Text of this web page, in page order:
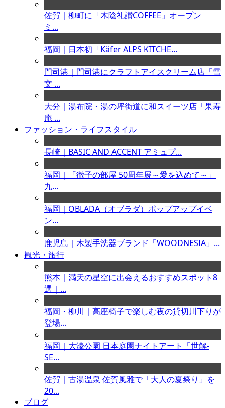
佐賀｜柳町に「木陰礼讃COFFEE」オープン
ミ...
福岡｜日本初「Käfer ALPS KITCHE...
門司港｜門司港にクラフトアイスクリーム店「雪
文 ...
大分｜湯布院・湯の坪街道に和スイーツ店「果寿
庵 ...
ファッション・ライフスタイル
長崎｜BASIC AND ACCENT アミュプ...
福岡｜「徹子の部屋 50周年展～愛を込めて～」
九...
福岡｜OBLADA（オブラダ）ポップアップイベ
ン...
鹿児島｜木製手洗器ブランド「WOODNESIA」...
観光・旅行
熊本｜満天の星空に出会えるおすすめスポット8
選｜...
福岡・柳川｜高座椅子で楽しむ夜の貸切川下りが
登場...
福岡｜大濠公園 日本庭園ナイトアート「世解-
SE...
佐賀｜古湯温泉 佐賀風雅で「大人の夏祭り」を
20...
ブログ